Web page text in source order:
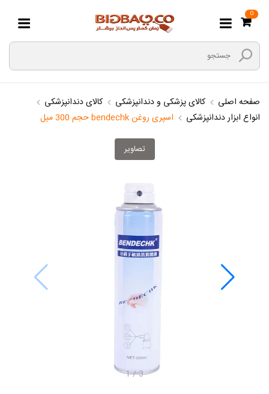
0
صفحه اصلی کالای پزشکی و دندانپزشکی
کالای دندانپزشکی
انواع ابزار دندانپزشکی
اسپری روغن bendechk حجم 300 میل
تصاویر
1/3